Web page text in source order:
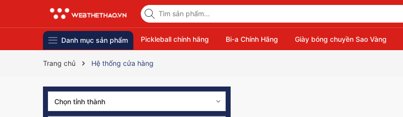
Danh mục sản phẩm Pickleball chính hãng Bi-a Chính Hãng Giày bóng chuyền Sao Vàng
Trang chủ Hệ thống cửa hàng